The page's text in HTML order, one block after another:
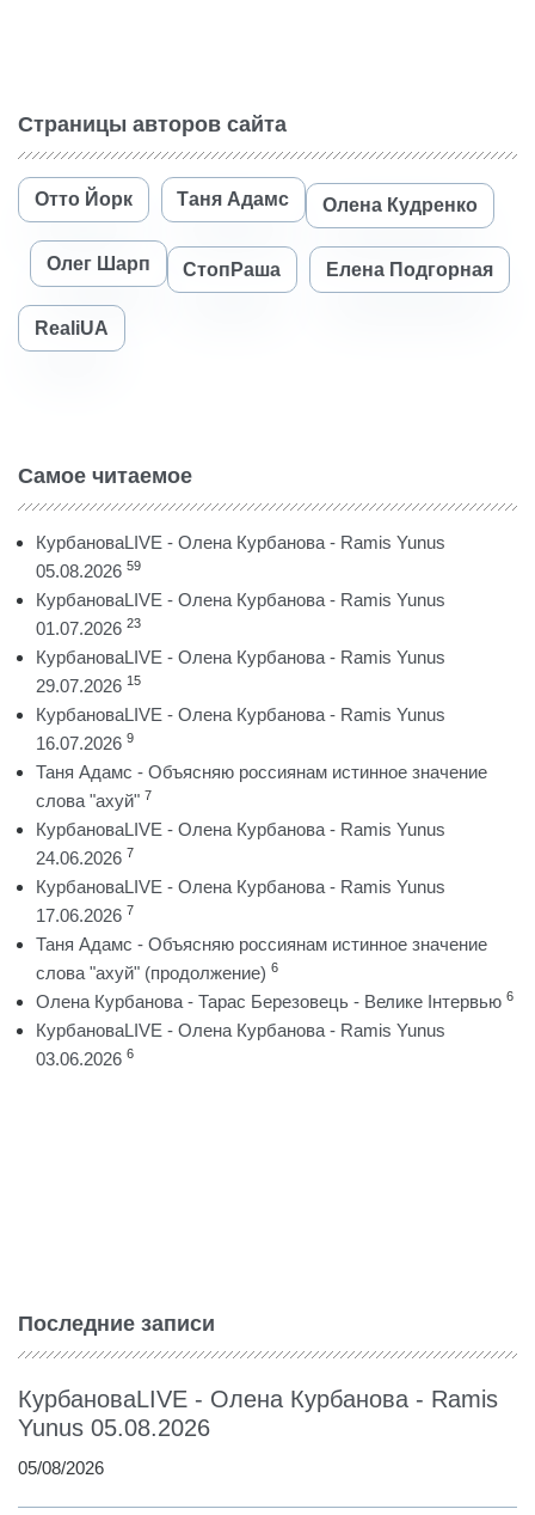
Страницы авторов сайта
Отто Йорк Таня Адамс Олена Кудренко
Олег Шарп СтопРаша Елена Подгорная
RealiUA
Самое читаемое
КурбановаLIVE - Олена Курбанова - Ramis Yunus
05.08.2026 59
КурбановаLIVE - Олена Курбанова - Ramis Yunus
01.07.2026 23
КурбановаLIVE - Олена Курбанова - Ramis Yunus
29.07.2026 15
КурбановаLIVE - Олена Курбанова - Ramis Yunus
16.07.2026 9
Таня Адамс - Объясняю россиянам истинное значение
слова "ахуй" 7
КурбановаLIVE - Олена Курбанова - Ramis Yunus
24.06.2026 7
КурбановаLIVE - Олена Курбанова - Ramis Yunus
17.06.2026 7
Таня Адамс - Объясняю россиянам истинное значение
слова "ахуй" (продолжение) 6
Олена Курбанова - Тарас Березовець - Велике Інтервью 6
КурбановаLIVE - Олена Курбанова - Ramis Yunus
03.06.2026 6
Последние записи
КурбановаLIVE - Олена Курбанова - Ramis
Yunus 05.08.2026
05/08/2026